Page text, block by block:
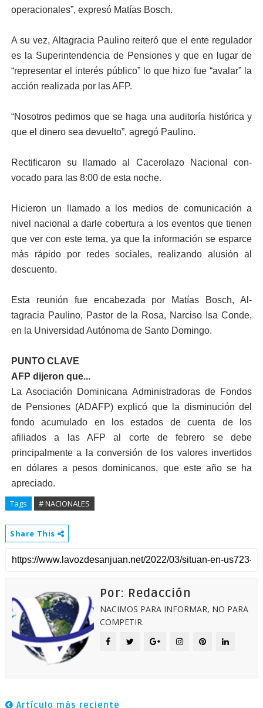
operacionales”, expresó Matías Bosch.
A su vez, Altagracia Pau­lino reiteró que el ente re­gulador
es la Superinten­dencia de Pensiones y que en lugar de
“representar el interés público” lo que hizo fue “avalar” la
acción reali­zada por las AFP.
“Nosotros pedimos que se haga una auditoría histó­rica y
que el dinero sea de­vuelto”, agregó Paulino.
Rectificaron su llamado al Cacerolazo Nacional con­
vocado para las 8:00 de esta noche.
Hicieron un llamado a los medios de comunicación a
nivel nacional a darle co­bertura a los eventos que tienen
que ver con este te­ma, ya que la información se esparce
más rápido por redes sociales, realizando alusión al
descuento.
Esta reunión fue encabe­zada por Matías Bosch, Al­
tagracia Paulino, Pastor de la Rosa, Narciso Isa Conde,
en la Universidad Autóno­ma de Santo Domingo.
PUNTO CLAVE
AFP dijeron que...
La Asociación Dominicana Administradoras de Fondos
de Pensiones (ADAFP) explicó que la disminución del
fondo acumulado en los estados de cuenta de los
afiliados a las AFP al corte de febrero se debe
principalmente a la conversión de los valores invertidos
en dólares a pesos dominicanos, que este año se ha
apreciado.
Tags # NACIONALES
Share This
Por: Redacción
NACIMOS PARA INFORMAR, NO PARA
COMPETIR.
Artículo más reciente